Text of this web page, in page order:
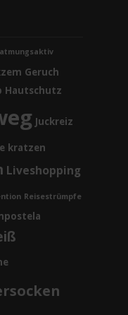
atmungsaktiv
Geruch
Hautschutz
Juckreiz
kratzen
Liveshopping
Reisestrümpfe